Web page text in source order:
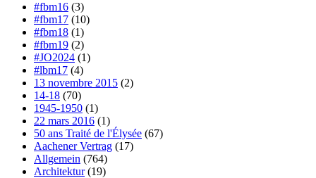
#fbm16 (3)
#fbm17 (10)
#fbm18 (1)
#fbm19 (2)
#JO2024 (1)
#lbm17 (4)
13 novembre 2015 (2)
14-18 (70)
1945-1950 (1)
22 mars 2016 (1)
50 ans Traité de l'Élysée (67)
Aachener Vertrag (17)
Allgemein (764)
Architektur(19)